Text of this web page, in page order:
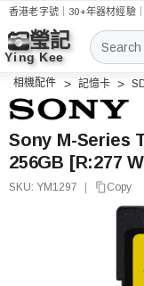
香港老字號｜30+年器材經驗
搜
索
相機配件 記憶卡
Sony M-Series
256GB [R:277
SKU: YM1297 Copy